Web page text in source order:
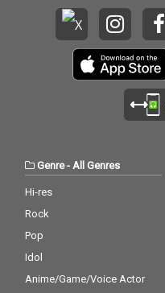
Genre- All Genres
Hi-res
Rock
Pop
Idol
Anime/Game/Voice Actor